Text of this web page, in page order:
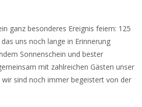
ganz besonderes Ereignis feiern: 125
uns noch lange in Erinnerung
Sonnenschein und bester
mit zahlreichen Gästen unser
wir sind noch immer begeistert von der